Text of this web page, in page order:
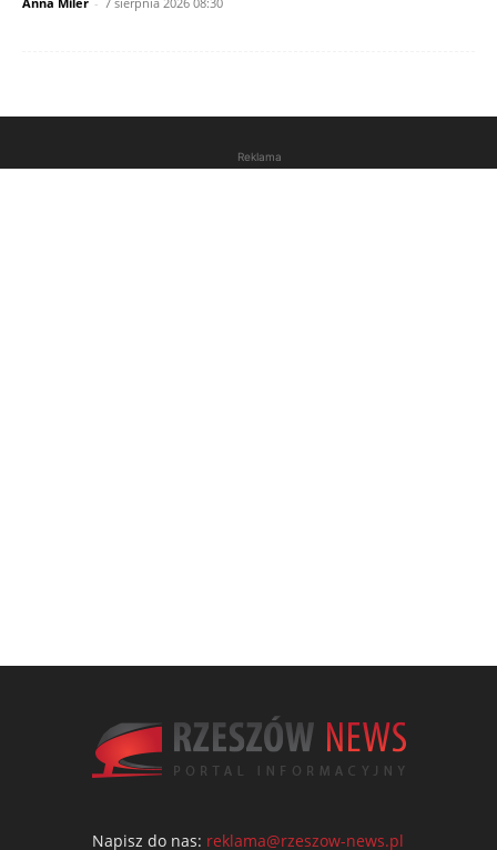
Reklama
Napisz do nas: reklama@rzeszow-news.pl